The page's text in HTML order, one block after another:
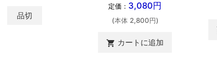
品切
定価： 3,080円
(本体 2,800円)
shopping_cart カートに追加